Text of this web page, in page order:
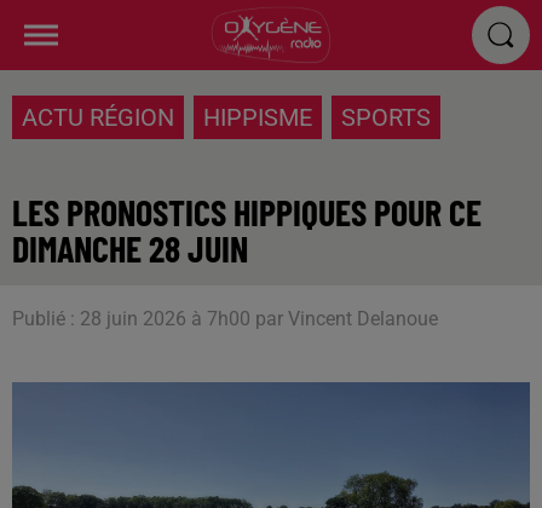
ACTU RÉGION HIPPISME SPORTS
LES PRONOSTICS HIPPIQUES POUR CE
DIMANCHE 28 JUIN
Publié : 28 juin 2026 à 7h00 par Vincent Delanoue